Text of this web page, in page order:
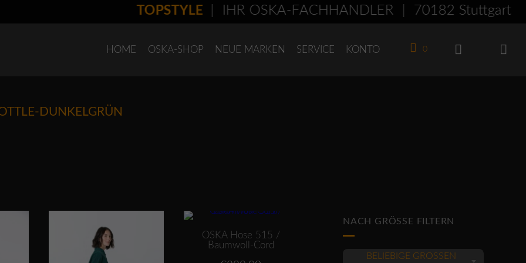
TOPSTYLE| IHR OSKA-FACHHÄNDLER | 70182
HOME OSKA-SHOP NEUE MARKEN SERVICE KONTO 0
DUNKELGRÜN
Dieses Produkt weist mehrere Varianten auf. Die Optionen können auf der Produktseite gewählt werden Dieses Produkt weist mehrere Varianten auf. Die Optionen können auf der Produktseite gewählt werden
OSKA Hose 515 /
Baumwoll-Cord
NACH GRÖSSE FILTERN
BELIEBIGE GRÖSSEN